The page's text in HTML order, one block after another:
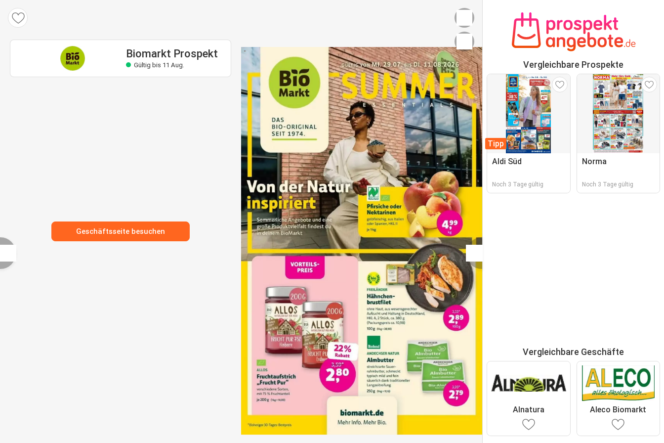
Biomarkt Prospekt
Gültig bis 11 Aug.
Geschäftsseite besuchen
Vergleichbare Prospekte
Tipp
Aldi Süd
Noch 3 Tage gültig
Norma
Noch 3 Tage gültig
Vergleichbare Geschäfte
Alnatura Aleco Biomarkt